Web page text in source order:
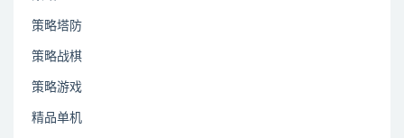
策略塔防
策略战棋
策略游戏
精品单机